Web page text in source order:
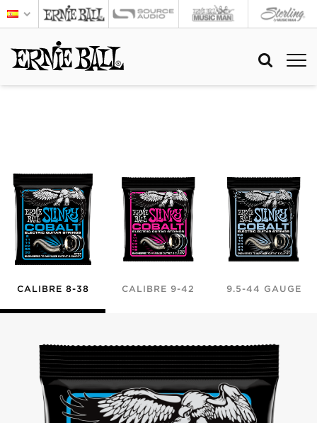
CALIBRE 8-38 CALIBRE 9-42 9.5-44 GAUGE